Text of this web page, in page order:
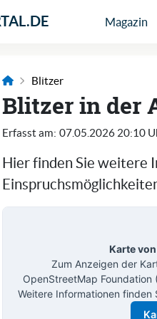
Magazin
Blitzer
Blitzer in der
Erfasst am: 07.05.2026 20:10
Hier finden Sie weitere
Karte
Zum Anzeigen der
OpenStreetMap Foundation
Weitere Informationen finden